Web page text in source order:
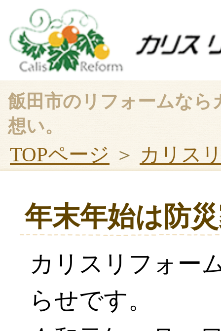
飯田市のリフォームな
想い。
TOPページ ＞ カリス
年末年始は防
カリスリフォー
らせです。